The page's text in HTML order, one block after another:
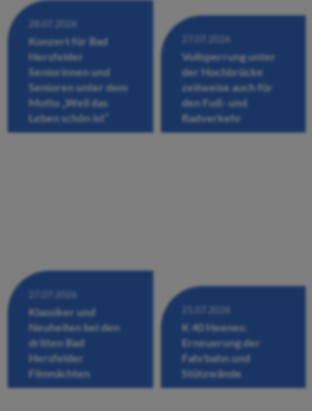
28.07.2026
Konzert für Bad
Hersfelder
Seniorinnen und
Senioren unter dem
Motto „Weil das
Leben schön ist“
27.07.2026
Vollsperrung unter
der Hochbrücke
zeitweise auch für
den Fuß- und
Radverkehr
27.07.2026
Klassiker und
Neuheiten bei den
dritten Bad
Hersfelder
Filmnächten
21.07.2026
K 40 Heenes:
Erneuerung der
Fahrbahn und
Stützwände